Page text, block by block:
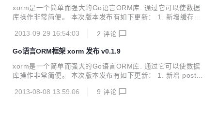
在允许内建类型的指针作为成员，使得数据库为null成为可
能； Before 和 After...
xorm是一个简单而强大的Go语言ORM库. 通过它可以使数据
库操作非常简便。 本次版本发布有如下更新： 1. 新增缓存支
射方式； 3. 新增Sync同步表结构；
2013-09-29 16:54:03 2 评论
Go语言ORM框架 xorm 发布 v0.1.9
xorm是一个简单而强大的Go语言ORM库. 通过它可以使数据
库操作非常简便。 本次版本发布有如下更新： 1. 新增 postgr
中使用 ` 和 ? 符号; 3. 新增Cols, StoreEngine, Charset 函
2013-08-08 13:59:06 9 评论